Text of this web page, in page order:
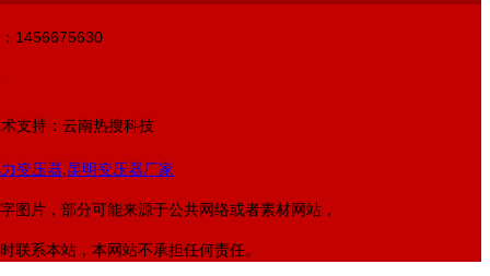
1456675630
支持：云南热搜科技
变压器 昆明变压器厂家
图片，部分可能来源于公共网络或者素材网站，
联系本站，本网站不承担任何责任。